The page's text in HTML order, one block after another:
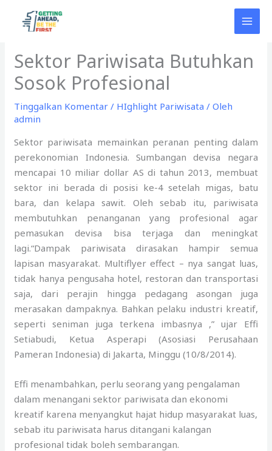
Sektor Pariwisata Butuhkan
Sosok Profesional
Tinggalkan Komentar / HIghlight Pariwisata / Oleh
admin
Sektor pariwisata memainkan peranan penting dalam
perekonomian Indonesia. Sumbangan devisa negara
mencapai 10 miliar dollar AS di tahun 2013, membuat
sektor ini berada di posisi ke-4 setelah migas, batu
bara, dan kelapa sawit. Oleh sebab itu, pariwisata
membutuhkan penanganan yang profesional agar
pemasukan devisa bisa terjaga dan meningkat
lagi.“Dampak pariwisata dirasakan hampir semua
lapisan masyarakat. Multiflyer effect – nya sangat luas,
tidak hanya pengusaha hotel, restoran dan transportasi
saja, dari perajin hingga pedagang asongan juga
merasakan dampaknya. Bahkan pelaku industri kreatif,
seperti seniman juga terkena imbasnya ,” ujar Effi
Setiabudi, Ketua Asperapi (Asosiasi Perusahaan
Pameran Indonesia) di Jakarta, Minggu (10/8/2014).
Effi menambahkan, perlu seorang yang pengalaman
dalam menangani sektor pariwisata dan ekonomi
kreatif karena menyangkut hajat hidup masyarakat luas,
sebab itu pariwisata harus ditangani kalangan
profesional tidak boleh sembarangan.